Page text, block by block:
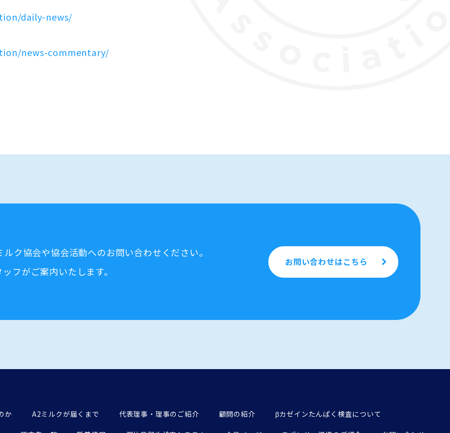
daily-news/
news-commentary/
ルク協会や協会活動へのお問い合わせください。
フがご案内いたします。
お問い合わせはこちら
か A2ミルクが届くまで 代表理事・理事のご紹介 顧問の紹介 βカゼインたんぱく検査について